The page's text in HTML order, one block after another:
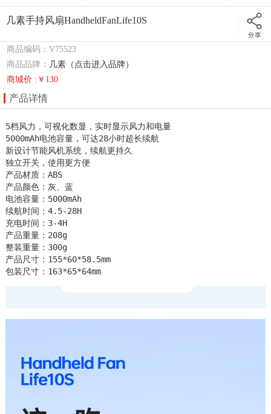
几素手持风扇HandheldFanLife10S
商品编码：V75523
商品品牌： 几素（点击进入品牌）
商城价 :￥130
产品详情
5档风力，可视化数显，实时显示风力和电量
5000mAh电池容量，可达28小时超长续航
新设计节能风机系统，续航更持久
独立开关，使用更方便
产品材质：ABS
产品颜色：灰、蓝
电池容量：5000mAh
续航时间：4.5-28H
充电时间：3-4H
产品重量：208g
整装重量：300g
产品尺寸：155*60*58.5mm
包装尺寸：163*65*64mm